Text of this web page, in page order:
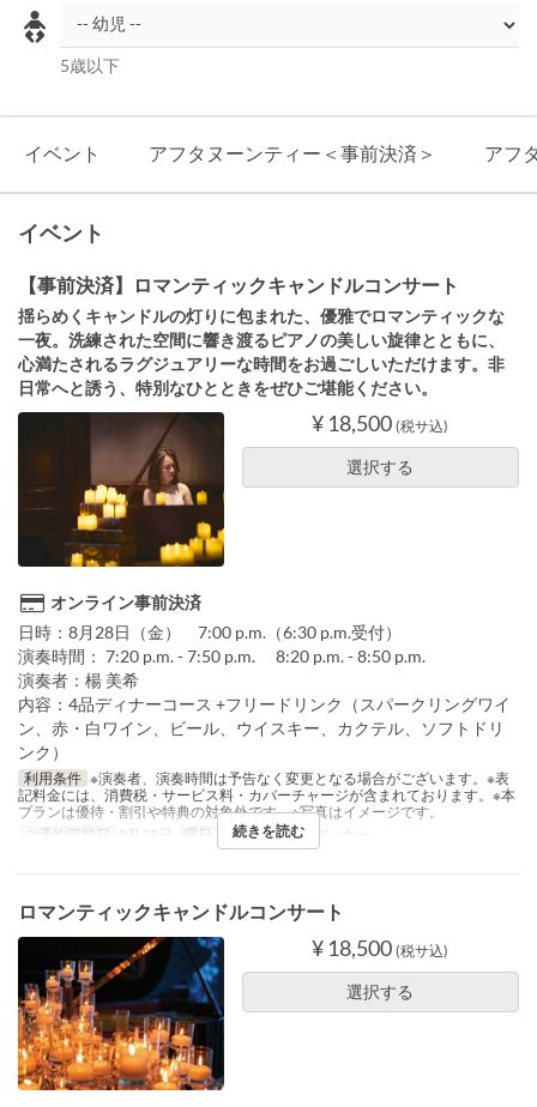
5歳以下
イベント アフタヌーンティー＜事前決済＞ アフ
イベント
【事前決済】ロマンティックキャンドルコンサート
揺らめくキャンドルの灯りに包まれた、優雅でロマンティックな
一夜。洗練された空間に響き渡るピアノの美しい旋律とともに、
心満たされるラグジュアリーな時間をお過ごしいただけます。非
日常へと誘う、特別なひとときをぜひご堪能ください。
¥ 18,500 (税サ込)
選択する
オンライン事前決済
日時：8月28日（金） 7:00 p.m.（6:30 p.m.受付）
演奏時間： 7:20 p.m. - 7:50 p.m. 8:20 p.m. - 8:50 p.m.
演奏者：楊 美希
内容：4品ディナーコース +フリードリンク（スパークリングワイ
ン、赤・白ワイン、ビール、ウイスキー、カクテル、ソフトドリ
ンク）
利用条件 ※演奏者、演奏時間は予告なく変更となる場合がございます。※表
記料金には、消費税・サービス料・カバーチャージが含まれております。※本
プランは優待・割引や特典の対象外です。※写真はイメージです。
ご予約可能日
8月28日 曜日 金 食事時間 ディナー
続きを読む
ロマンティックキャンドルコンサート
¥ 18,500 (税サ込)
選択する